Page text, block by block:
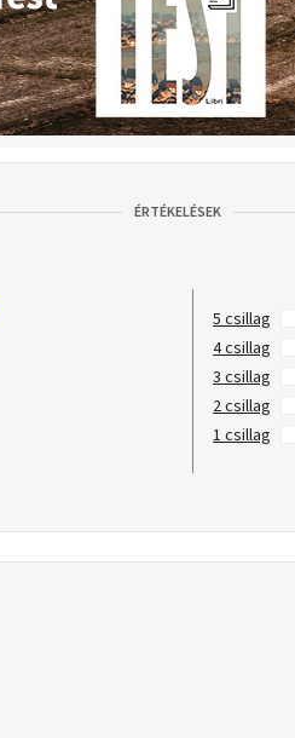
ÉRTÉKELÉSEK
5 csillag
4 csillag
3 csillag
2 csillag
1 csillag